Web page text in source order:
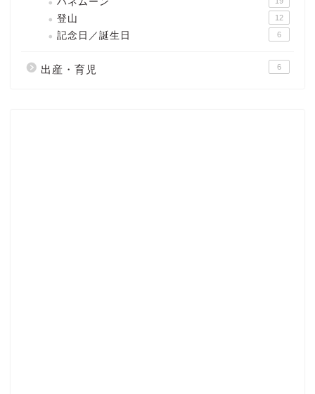
登山 12
記念日／誕生日 6
出産・育児 6